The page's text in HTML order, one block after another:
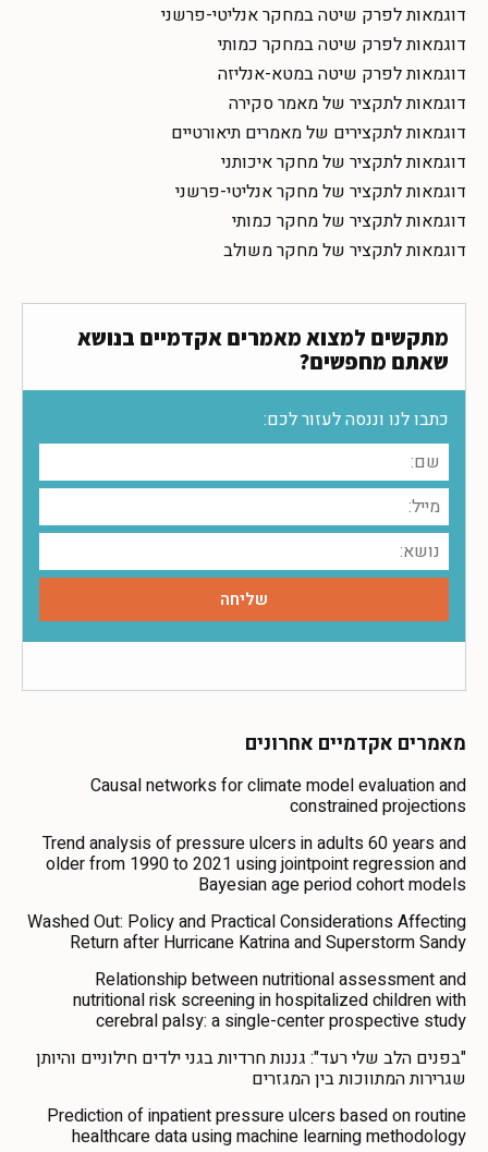
דוגמאות לפרק שיטה במחקר אנליטי-פרשני
דוגמאות לפרק שיטה במחקר כמותי
דוגמאות לפרק שיטה במטא-אנליזה
דוגמאות לתקציר של מאמר סקירה
דוגמאות לתקצירים של מאמרים תיאורטיים
דוגמאות לתקציר של מחקר איכותני
דוגמאות לתקציר של מחקר אנליטי-פרשני
דוגמאות לתקציר של מחקר כמותי
דוגמאות לתקציר של מחקר משולב
מתקשים למצוא מאמרים אקדמיים בנושא
שאתם מחפשים?
כתבו לנו וננסה לעזור לכם:
מאמרים אקדמיים אחרונים
Causal networks for climate model evaluation and
constrained projections
Trend analysis of pressure ulcers in adults 60 years and
older from 1990 to 2021 using jointpoint regression and
Bayesian age period cohort models
Washed Out: Policy and Practical Considerations Affecting
Return after Hurricane Katrina and Superstorm Sandy
Relationship between nutritional assessment and
nutritional risk screening in hospitalized children with
cerebral palsy: a single-center prospective study
"בפנים הלב שלי רעד": גננות חרדיות בגני ילדים חילוניים והיותן
שגרירות המתווכות בין המגזרים
Prediction of inpatient pressure ulcers based on routine
healthcare data using machine learning methodology